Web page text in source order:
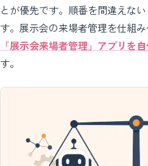
とが優先です。順番を間違えな
す。展示会の来場者管理を仕組
「展示会来場者管理」アプリを
す。